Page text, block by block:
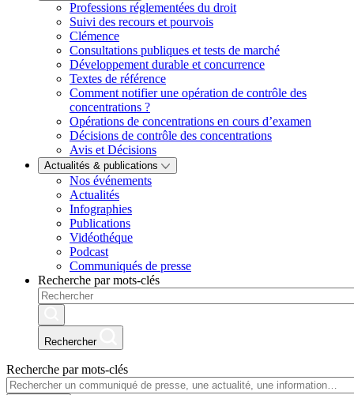
Professions réglementées du droit
Suivi des recours et pourvois
Clémence
Consultations publiques et tests de marché
Développement durable et concurrence
Textes de référence
Comment notifier une opération de contrôle des
concentrations ?
Opérations de concentrations en cours d’examen
Décisions de contrôle des concentrations
Avis et Décisions
Actualités & publications
Nos événements
Actualités
Infographies
Publications
Vidéothéque
Podcast
Communiqués de presse
Recherche par mots-clés
Rechercher
Recherche par mots-clés